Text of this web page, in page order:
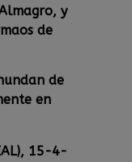
y
de
de
en
15-4-